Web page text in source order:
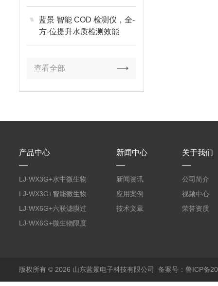
“毒粮” 无所遁形
蓝景 智能 COD 检测仪，全-
方-位提升水质检测效能
查看全部
产品中心
LJ-WX3G+水中微生物
膜过滤装置
LJ-WX3G+智能微生物
限度仪
LJ-WX6G+六联滤膜过
滤器
LJ-WX6G+微生物限度
新闻中心
新闻资讯
应用案例
技术文章
关于我们
公司简介
视频中心
荣誉资质
版权所有 © 2026 山东蓝景电子科技有限公司 备案号：鲁ICP备